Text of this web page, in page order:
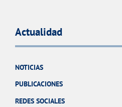
Actualidad
NOTICIAS
PUBLICACIONES
REDES SOCIALES